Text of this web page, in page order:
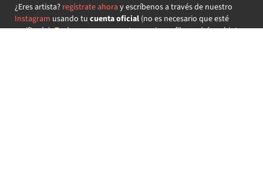
¿Eres artista? regístrate ahora y escríbenos a través de nuestro
Instagram usando tu cuenta oficial(no es necesario que esté
verificada) ¡Te daremos acceso a tu propio perfil y podrás subir tus